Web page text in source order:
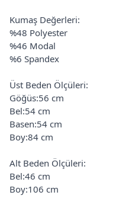
Kumaş Değerleri:
%48 Polyester
%46 Modal
%6 Spandex
Üst Beden Ölçüleri:
Göğüs:56 cm
Bel:54 cm
Basen:54 cm
Boy:84 cm
Alt Beden Ölçüleri:
Bel:46 cm
Boy:106 cm